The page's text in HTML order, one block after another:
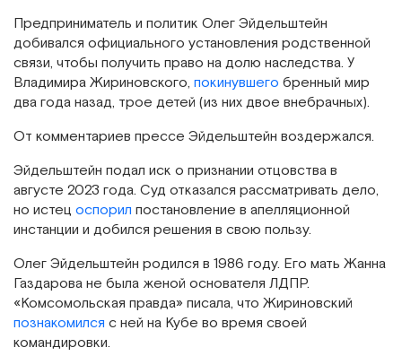
Предприниматель и политик Олег Эйдельштейн
добивался официального установления родственной
связи, чтобы получить право на долю наследства. У
Владимира Жириновского, покинувшего бренный мир
два года назад, трое детей (из них двое внебрачных).
От комментариев прессе Эйдельштейн воздержался.
Эйдельштейн подал иск о признании отцовства в
августе 2023 года. Суд отказался рассматривать дело,
но истец оспорил постановление в апелляционной
инстанции и добился решения в свою пользу.
Олег Эйдельштейн родился в 1986 году. Его мать Жанна
Газдарова не была женой основателя ЛДПР.
«Комсомольская правда» писала, что Жириновский
познакомился с ней на Кубе во время своей
командировки.